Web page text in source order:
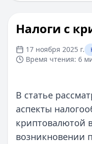
Налоги с
17 ноября 2025 г.
Время чтения: 6
В статье
аспекты
криптовалютой
возникновении